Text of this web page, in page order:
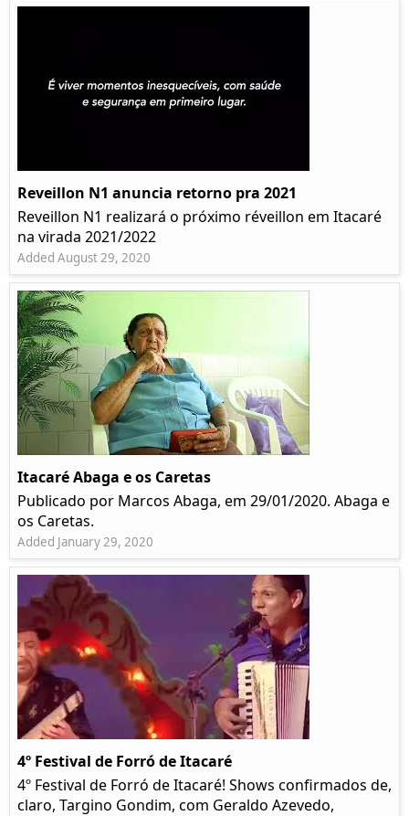
Reveillon N1 anuncia retorno pra 2021
Reveillon N1 realizará o próximo réveillon em Itacaré
na virada 2021/2022
Added August 29, 2020
Itacaré Abaga e os Caretas
Publicado por Marcos Abaga, em 29/01/2020. Abaga e
os Caretas.
Added January 29, 2020
4º Festival de Forró de Itacaré
4º Festival de Forró de Itacaré! Shows confirmados de,
claro, Targino Gondim, com Geraldo Azevedo,